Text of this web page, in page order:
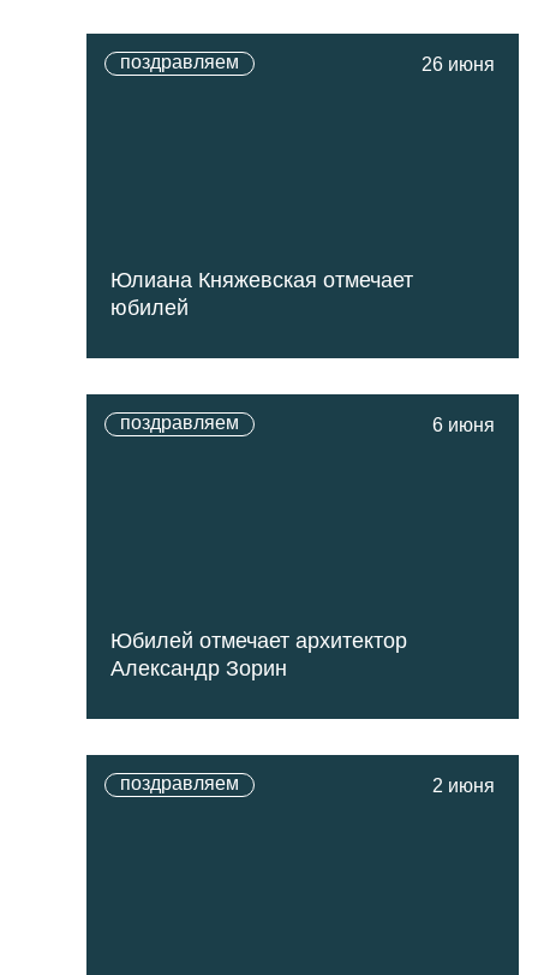
поздравляем 26 июня
Юлиана Княжевская отмечает
юбилей
поздравляем 6 июня
Юбилей отмечает архитектор
Александр Зорин
поздравляем 2 июня